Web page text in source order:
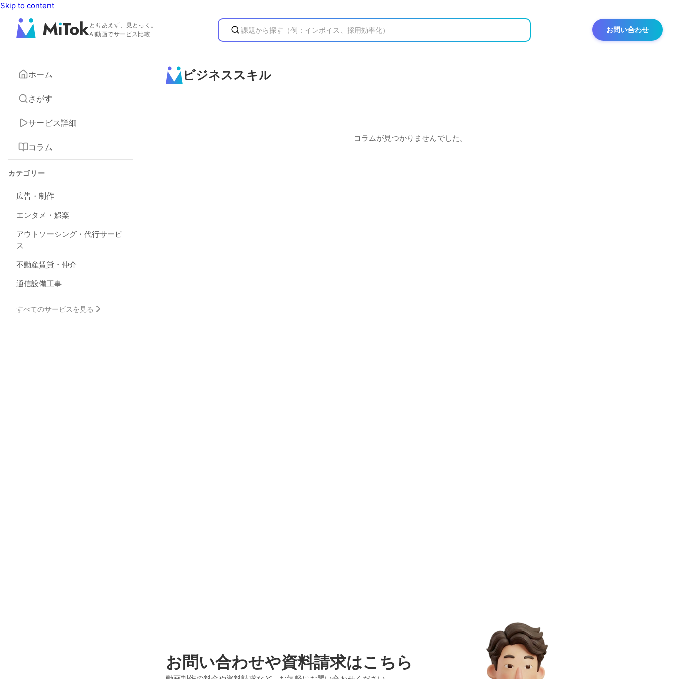
Skip to content
とりあえず、見とっく。
AI動画でサービス比較
お問い合わせ
ホーム
さがす
サービス詳細
コラム
カテゴリー
広告・制作
エンタメ・娯楽
アウトソーシング・代行サービ
ス
不動産賃貸・仲介
通信設備工事
すべてのサービスを見る
ビジネススキル
コラムが見つかりませんでした。
お問い合わせや資料請求はこちら